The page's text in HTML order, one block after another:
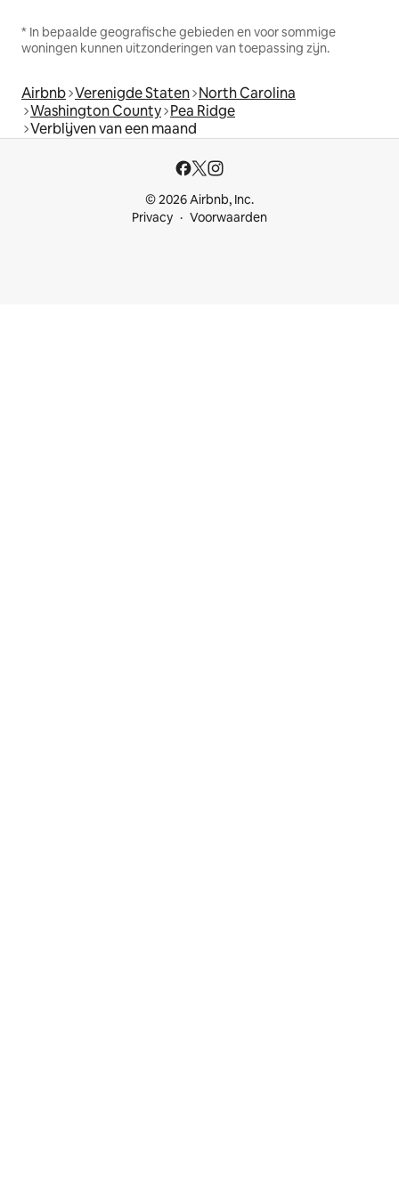
* In bepaalde geografische gebieden en voor sommige
woningen kunnen uitzonderingen van toepassing zijn.
Airbnb Verenigde Staten North Carolina
Washington County Pea Ridge
Verblijven van een maand
© 2026 Airbnb, Inc.
Privacy
Voorwaarden